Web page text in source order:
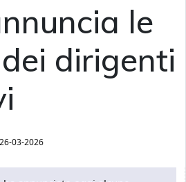
le
dirigenti
26-03-2026